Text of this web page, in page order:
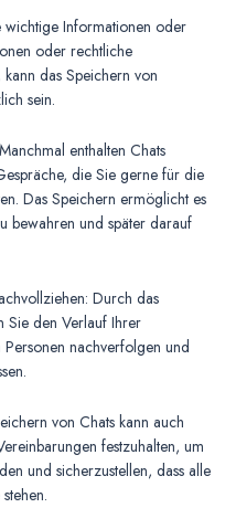
wichtige Informationen oder
oder rechtliche
das Speichern von
sein.
enthalten Chats
die Sie gerne für die
Das Speichern ermöglicht es
bewahren und später darauf
Durch das
Sie den Verlauf Ihrer
nachverfolgen und
von Chats kann auch
festzuhalten, um
und sicherzustellen, dass alle